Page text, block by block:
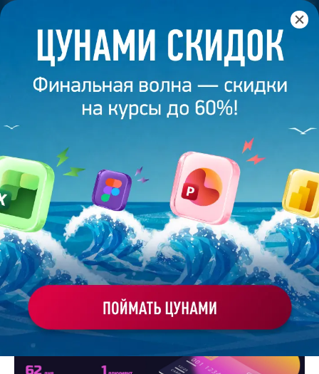
Главная /Банк слайдов / Презентация 291 – Александра
ПРЕЗЕНТАЦИЯ 291 - АЛЕКСАНДРА
НОВИК
Моё избранное
Работа
студента
ХОЧУ ЗАКАЗАТЬ ТАКУЮ ПРЕЗЕНТАЦИЮ